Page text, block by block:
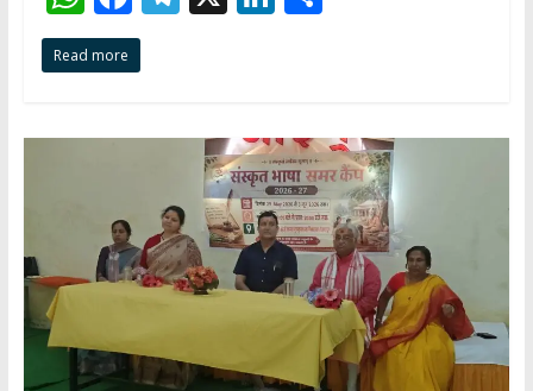
h
at
A
ac
e
o
k
el
a
m
n
dI
n
Read more